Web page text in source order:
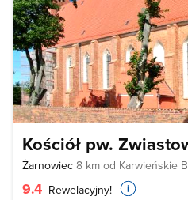
Kościół pw.
Żarnowiec 8 km od Karwieńskie
9.4 Rewelacyjny!